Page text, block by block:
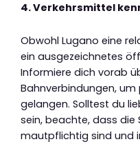
4. Verkehrsmittel
Obwohl Lugano eine
ein ausgezeichnetes
Informiere dich vorab
Bahnverbindungen,
gelangen. Solltest du
sein, beachte, dass die
mautpflichtig sind und